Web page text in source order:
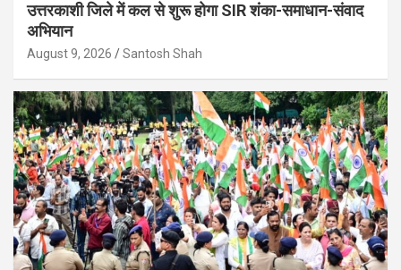
उत्तरकाशी जिले में कल से शुरू होगा SIR शंका-समाधान-संवाद
अभियान
August 9, 2026 Santosh Shah